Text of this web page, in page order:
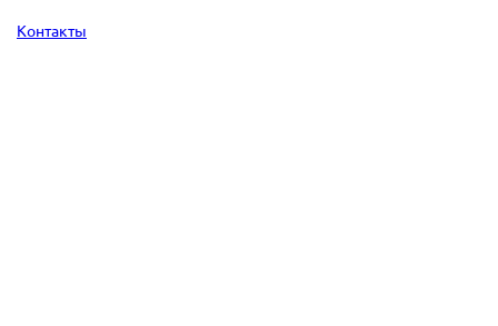
Контакты